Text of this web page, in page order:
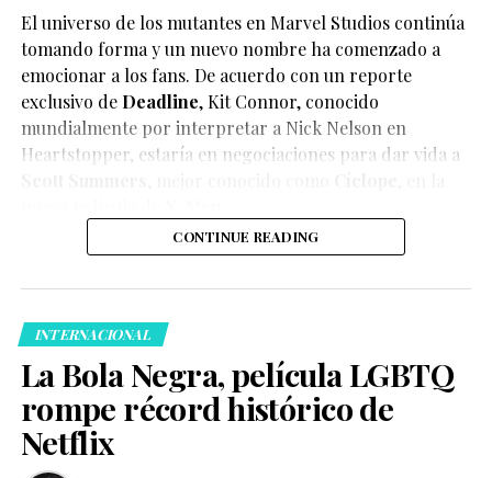
El universo de los mutantes en Marvel Studios continúa
tomando forma y un nuevo nombre ha comenzado a
emocionar a los fans. De acuerdo con un reporte
exclusivo de Deadline,Kit Connor, conocido
mundialmente por interpretar a Nick Nelson en
Heartstopper, estaría en negociaciones para dar vida a
CONTINUE READING
INTERNACIONAL
La Bola Negra, película LGBTQ
rompe récord histórico de
Netflix